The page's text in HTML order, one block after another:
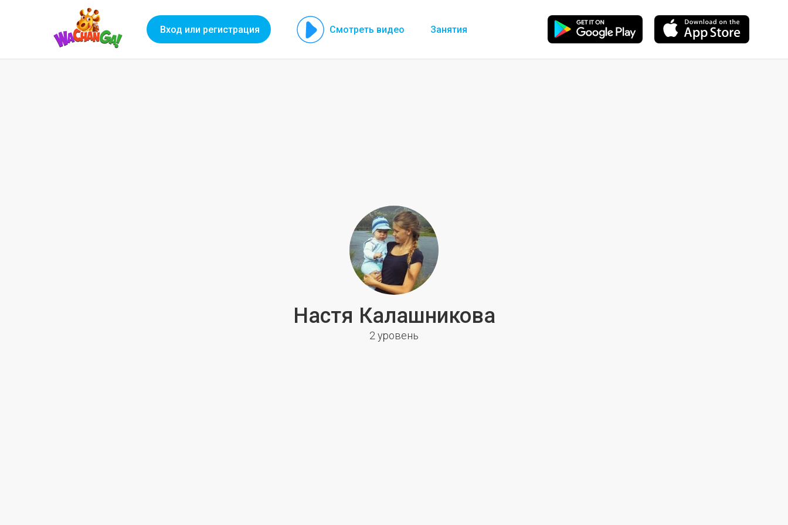
Вход или регистрация Смотреть видео Занятия
Настя Калашникова
2 уровень